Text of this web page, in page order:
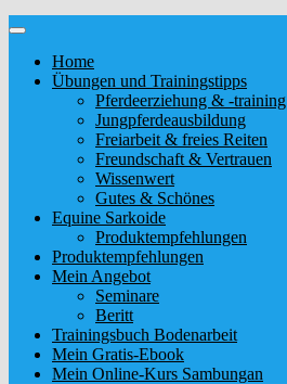
Home
Übungen und Trainingstipps
Pferdeerziehung & -training
Jungpferdeausbildung
Freiarbeit & freies Reiten
Freundschaft & Vertrauen
Wissenwert
Gutes & Schönes
Equine Sarkoide
Produktempfehlungen
Produktempfehlungen
Mein Angebot
Seminare
Beritt
Trainingsbuch Bodenarbeit
Mein Gratis-Ebook
Mein Online-Kurs Sambungan